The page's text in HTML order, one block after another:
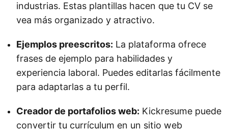
industrias. Estas plantillas hacen que tu CV se
vea más organizado y atractivo.
Ejemplos preescritos: La plataforma ofrece
frases de ejemplo para habilidades y
experiencia laboral. Puedes editarlas fácilmente
para adaptarlas a tu perfil.
Creador de portafolios web: Kickresume puede
convertir tu currículum en un sitio web